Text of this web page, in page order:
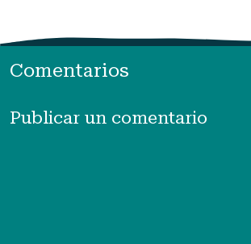
Comentarios
Publicar un comentario